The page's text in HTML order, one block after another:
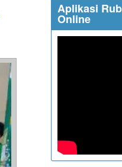
Aplikasi
Online